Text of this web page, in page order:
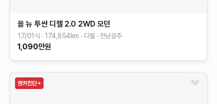
올 뉴 투싼 디젤 2.0 2WD 모던
17/01식 174,854km 디젤 전남광주
1,090만원